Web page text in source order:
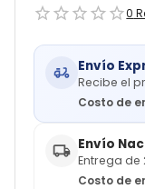
0
Envío
Recibe el
Costo de
Envío
Entrega de
Costo de